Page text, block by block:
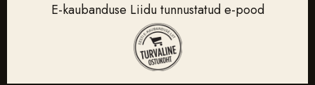
E-kaubanduse Liidu tunnustatud e-pood